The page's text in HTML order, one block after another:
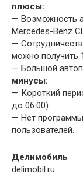
плюсы:
— Возможность
Mercedes-Benz
—
можно получить
— Большой
минусы:
— Короткий
до 06:00)
— Нет
пользователей.
Делимобиль
delimobil.ru